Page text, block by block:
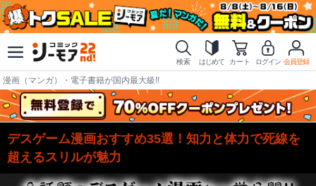
検索 はじめて カート ログイン 会員登録
漫画（マンガ）・電子書籍が国内最大級!!
デスゲーム漫画おすすめ35選！知力と体力で死線を
超えるスリルが魅力